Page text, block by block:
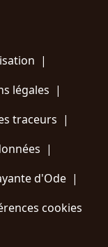
|
légales |
traceurs |
|
d'Ode |
cookies